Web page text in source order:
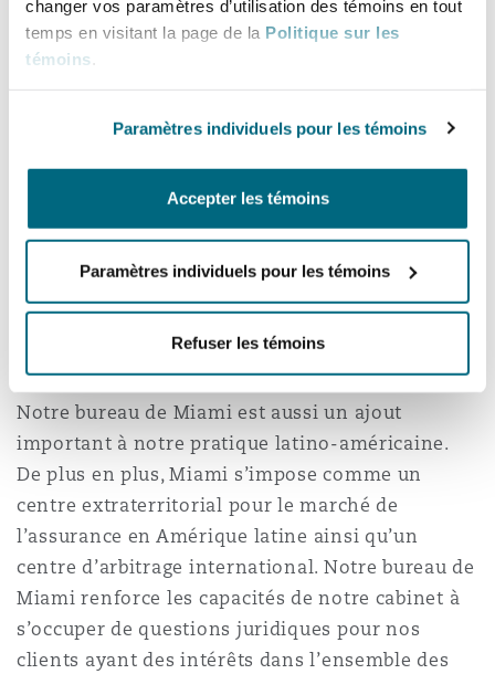
changer vos paramètres d’utilisation des témoins en tout
temps en visitant la page de la Politique sur les
témoins
Paramètres individuels pour les témoins
Accepter les témoins
Paramètres individuels pour les témoins
Refuser les témoins
Réassurance
Francisco
(D. C.)
2 New Bailey
Nous avons traité des cas de catastrophes
aériennes majeures, de responsabilité du fait des
collectifs, de litiges multi district, de faute
professionnelle ou médicale, de propriété
intellectuelle, de dommages toxiques,
d’automobiles et de pneus, de médicaments, de
dispositifs médicaux et d’emploi, ainsi que
d’autres affaires litigieuses importantes et très
médiatisées dans les domaines commercial, civil
Notre bureau de Miami est aussi un ajout
important à notre pratique latino-américaine.
De plus en plus, Miami s’impose comme un
centre extraterritorial pour le marché de
l’assurance en Amérique latine ainsi qu’un
centre d’arbitrage international. Notre bureau de
Miami renforce les capacités de notre cabinet à
s’occuper de questions juridiques pour nos
clients ayant des intérêts dans l’ensemble des